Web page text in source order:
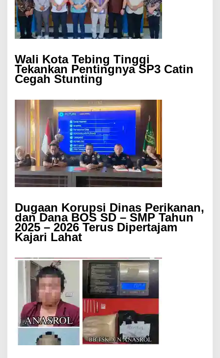
Wali Kota Tebing Tinggi
Tekankan Pentingnya SP3 Catin
Cegah Stunting
Dugaan Korupsi Dinas Perikanan,
dan Dana BOS SD – SMP Tahun
2025 – 2026 Terus Dipertajam
Kajari Lahat